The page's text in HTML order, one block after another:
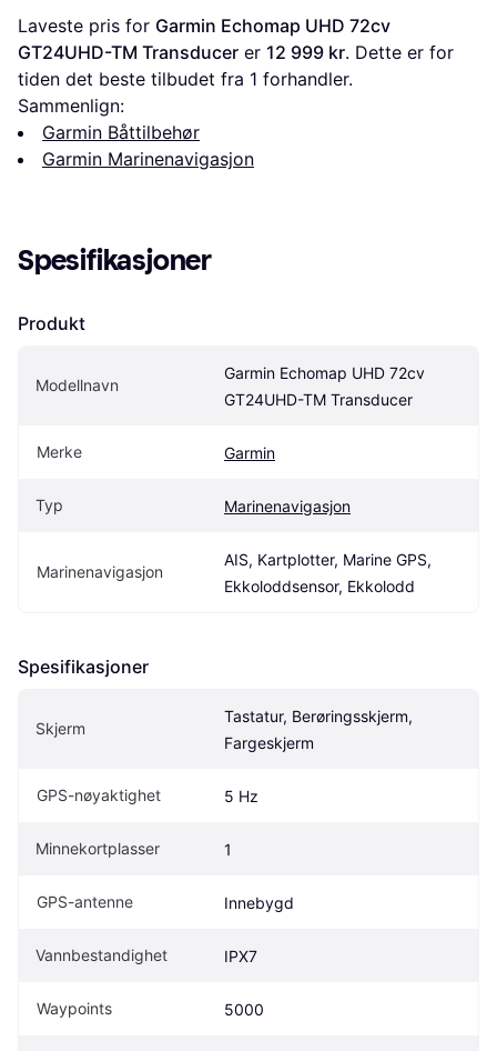
Laveste pris for Garmin Echomap UHD 72cv
GT24UHD-TM Transducer er 12 999 kr. Dette er for
tiden det beste tilbudet fra 1 forhandler.
Sammenlign:
Garmin Båttilbehør
Garmin Marinenavigasjon
Spesifikasjoner
Produkt
Modellnavn
Garmin Echomap UHD 72cv
GT24UHD-TM Transducer
Merke Garmin
Typ Marinenavigasjon
Marinenavigasjon
AIS, Kartplotter, Marine GPS,
Ekkoloddsensor, Ekkolodd
Spesifikasjoner
Skjerm
Tastatur, Berøringsskjerm,
Fargeskjerm
GPS-nøyaktighet 5 Hz
Minnekortplasser 1
GPS-antenne Innebygd
Vannbestandighet IPX7
Waypoints 5000